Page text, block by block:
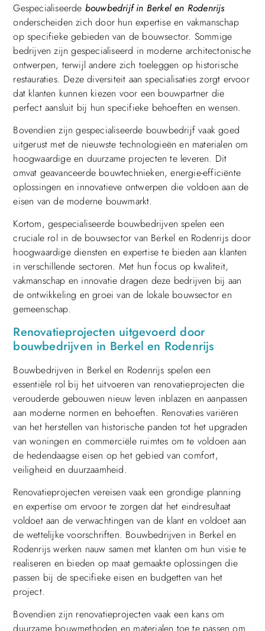
Gespecialiseerde bouwbedrijf in Berkel en Rodenrijs
onderscheiden zich door hun expertise en vakmanschap
op specifieke gebieden van de bouwsector. Sommige
bedrijven zijn gespecialiseerd in moderne architectonische
ontwerpen, terwijl andere zich toeleggen op historische
restauraties. Deze diversiteit aan specialisaties zorgt ervoor
dat klanten kunnen kiezen voor een bouwpartner die
perfect aansluit bij hun specifieke behoeften en wensen.
Bovendien zijn gespecialiseerde bouwbedrijf vaak goed
uitgerust met de nieuwste technologieën en materialen om
hoogwaardige en duurzame projecten te leveren. Dit
omvat geavanceerde bouwtechnieken, energie-efficiënte
oplossingen en innovatieve ontwerpen die voldoen aan de
eisen van de moderne bouwmarkt.
Kortom, gespecialiseerde bouwbedrijven spelen een
cruciale rol in de bouwsector van Berkel en Rodenrijs door
hoogwaardige diensten en expertise te bieden aan klanten
in verschillende sectoren. Met hun focus op kwaliteit,
vakmanschap en innovatie dragen deze bedrijven bij aan
de ontwikkeling en groei van de lokale bouwsector en
gemeenschap.
Renovatieprojecten uitgevoerd door
bouwbedrijven in Berkel en Rodenrijs
Bouwbedrijven in Berkel en Rodenrijs spelen een
essentiële rol bij het uitvoeren van renovatieprojecten die
verouderde gebouwen nieuw leven inblazen en aanpassen
aan moderne normen en behoeften. Renovaties variëren
van het herstellen van historische panden tot het upgraden
van woningen en commerciële ruimtes om te voldoen aan
de hedendaagse eisen op het gebied van comfort,
veiligheid en duurzaamheid.
Renovatieprojecten vereisen vaak een grondige planning
en expertise om ervoor te zorgen dat het eindresultaat
voldoet aan de verwachtingen van de klant en voldoet aan
de wettelijke voorschriften. Bouwbedrijven in Berkel en
Rodenrijs werken nauw samen met klanten om hun visie te
realiseren en bieden op maat gemaakte oplossingen die
passen bij de specifieke eisen en budgetten van het
project.
Bovendien zijn renovatieprojecten vaak een kans om